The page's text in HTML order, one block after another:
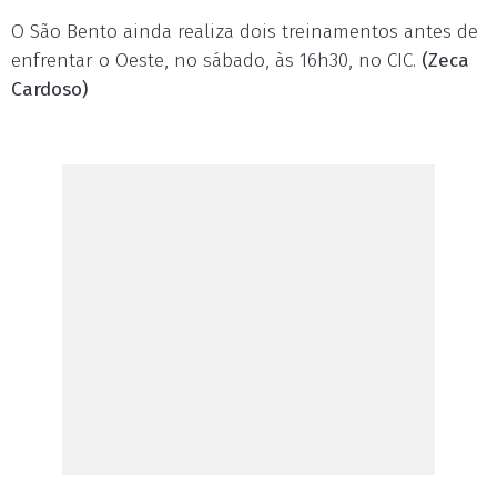
O São Bento ainda realiza dois treinamentos antes de
enfrentar o Oeste, no sábado, às 16h30, no CIC. (Zeca
Cardoso)